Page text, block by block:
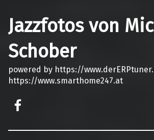
Jazzfotos von
Schober
powered by https://
https://www.smarthome247.at